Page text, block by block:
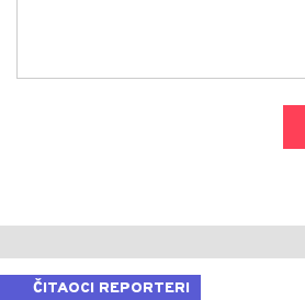
ČITAOCI REPORTERI